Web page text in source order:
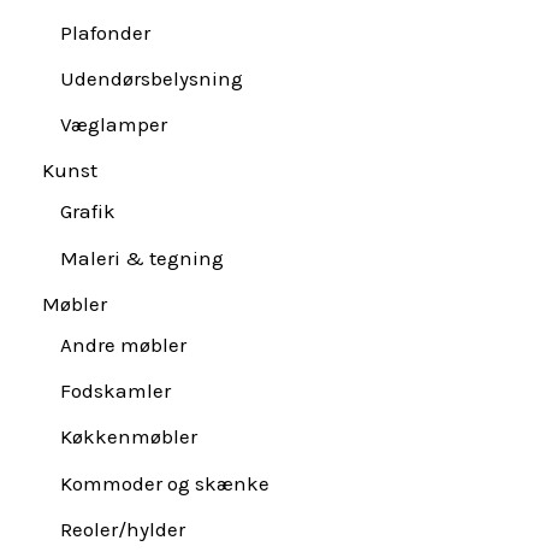
Plafonder
Udendørsbelysning
Væglamper
Kunst
Grafik
Maleri & tegning
Møbler
Andre møbler
Fodskamler
Køkkenmøbler
Kommoder og skænke
Reoler/hylder